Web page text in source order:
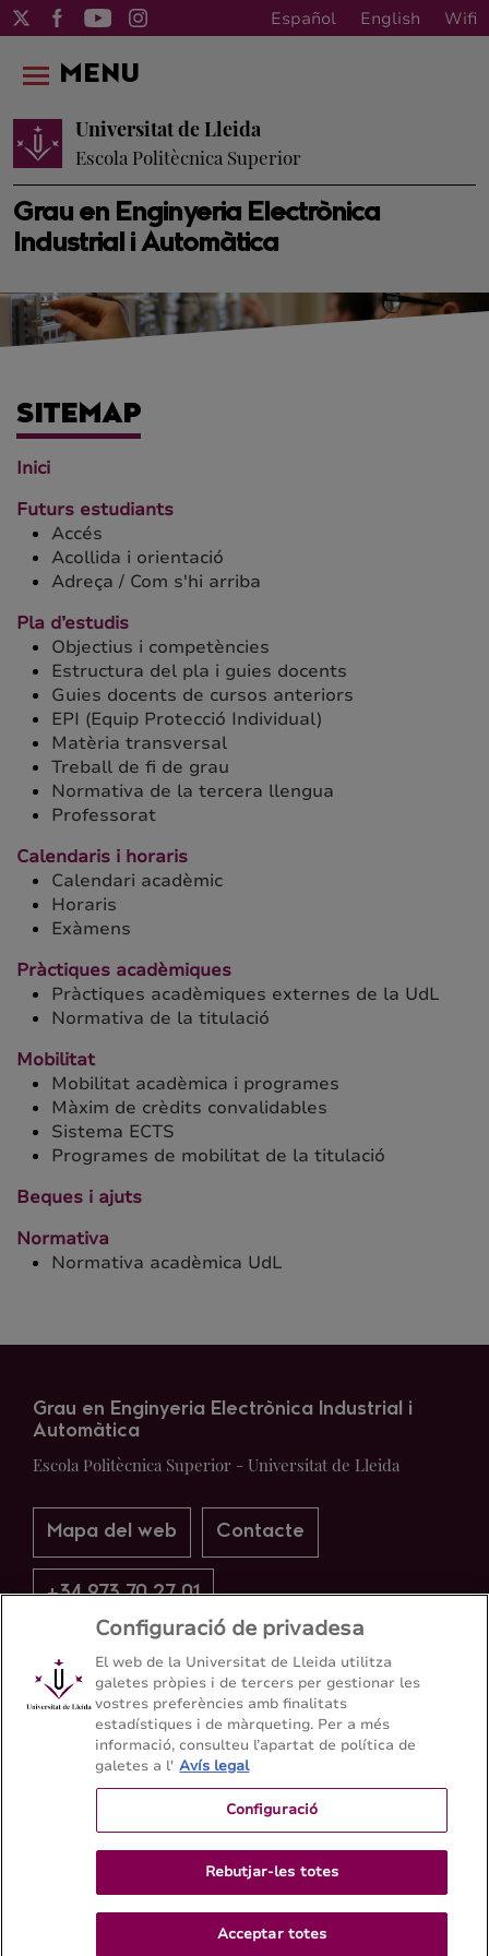
Español English Wifi
Grau en Enginyeria Electrònica
Industrial i Automàtica
Universitat de Lleida
Escola Politècnica Superior
MENU
SITEMAP
Inici
Futurs estudiants
Accés
Acollida i orientació
Adreça / Com s'hi arriba
Pla d’estudis
Objectius i competències
Estructura del pla i guies docents
Guies docents de cursos anteriors
EPI (Equip Protecció Individual)
Matèria transversal
Treball de fi de grau
Normativa de la tercera llengua
Professorat
Calendaris i horaris
Calendari acadèmic
Horaris
Exàmens
Pràctiques acadèmiques
Pràctiques acadèmiques externes de la UdL
Normativa de la titulació
Mobilitat
Mobilitat acadèmica i programes
Màxim de crèdits convalidables
Sistema ECTS
Programes de mobilitat de la titulació
Beques i ajuts
Normativa
Normativa acadèmica UdL
Grau en Enginyeria Electrònica Industrial i
Automàtica
Escola Politècnica Superior - Universitat de Lleida
Mapa del web Contacte
+34 973 70 27 01
Configuració de privadesa
El web de la Universitat de Lleida utilitza
galetes pròpies i de tercers per gestionar les
vostres preferències amb finalitats
estadístiques i de màrqueting. Per a més
informació, consulteu l’apartat de política de
galetes a l' Avís legal
Configuració
Rebutjar-les totes
Acceptar totes